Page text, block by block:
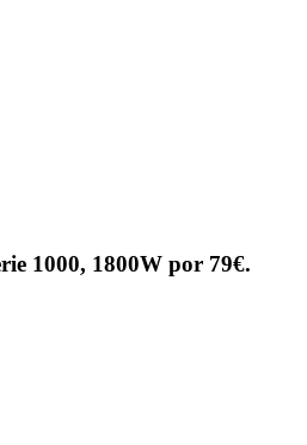
1000, 1800W por 79€.